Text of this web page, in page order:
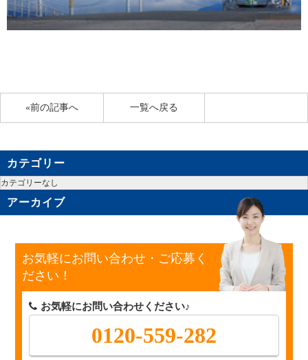
«前の記事へ 一覧へ戻る
カテゴリー
カテゴリーなし
アーカイブ
お気軽にお問い合わせ・ご応募く
ださい！
お気軽にお問い合わせください♪
0120-559-282